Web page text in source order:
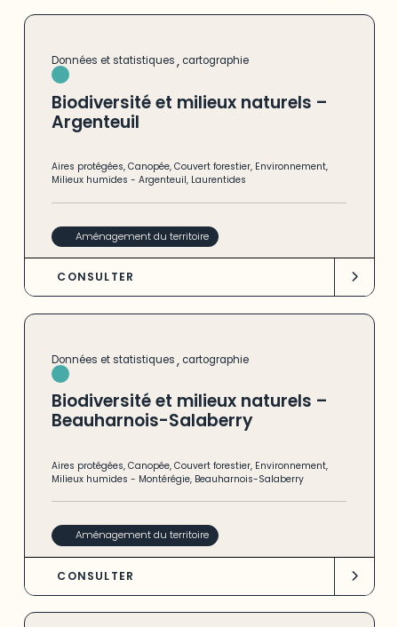
Données et statistiques, cartographie
Biodiversité et milieux naturels –
Argenteuil
Aires protégées,Canopée,Couvert forestier, Environnement,
Milieux humides -Argenteuil, Laurentides
Aménagement du territoire
CONSULTER
Données et statistiques, cartographie
Biodiversité et milieux naturels –
Beauharnois-Salaberry
Aires protégées,Canopée,Couvert forestier, Environnement,
Milieux humides - Montérégie, Beauharnois-Salaberry
Aménagement du territoire
CONSULTER